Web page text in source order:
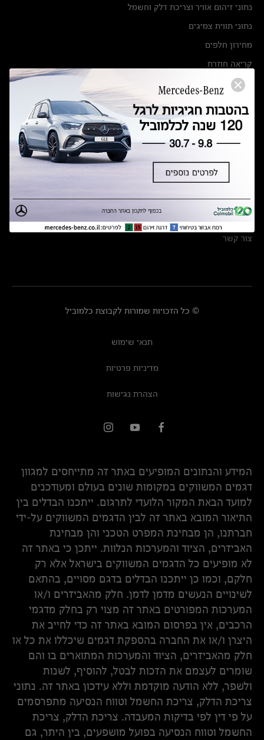
נתוני זיהום אוויר וצריכת דלק וחשמל
נתוני תווית צמיגים
מחירון חלפים
קריאה חוזרת
הודעה על הטבות לרכבי מרצדס בהסדר פשרה בתצ 56447-02-19
תקנון ימי מכירות 120 לכלמוביל
מצאו אותנו
אולמות תצוגה
מרכזי שירות
צור קשר
© כל הזכויות שמורות לקבוצת כלמוביל
תנאי שימוש
מדיניות פרטיות
הצהרת נגישות
המידע והנתונים המופיעים באתר זה מתייחסים למגוון
דגמים המשווקים במקומות שונים בעולם ומעודכנים
למועד הבאת המקור הלועדי לתרגום. ייתכנו הבדלים בין
התיאור המובא באתר זה לבין הדגמים המשווקים על-ידי
חברתנו, הן מבחינת המפרט הטכני והן מבחינת
האביזרים, הציוד והמערכות הנלוות. ייתכן כי באתר זה
לא מופיעים כל הדגמים המשווקים בישראל אלא רק
חלקם, וכמו כן ייתכנו הבדלים בדגם מסויים, בהתאם
לשינויים הנעשים מדמן לדמן. חלק מהאביזרים ו/או
המערכות המפורטים באתר זה מצוי רק בחלק מדגמי
הרכבים, אין בפרסום המובא באתר זה כדי לחייב את
היצרן ו/או את החברה בהספקת דגמים שיכללו את כל או
חלק מהאביזרים, הציוד והמערכות המתוארים בו והם
שומרים לעצמם את הזכות לבטל, להוסיף, לשנות
ולשפר, ללא הודעה מוקדמת וללא עידכון באתר זה. נתוני
צריכת הדלק, צריכת החשמל וטווח הנסיעה מתפרסמים
על פי דין לפי בדיקות המעבדה. צריכת הדלק, צריכת
החשמל וטווח הנסיעה בפועל מושפעים, בין היתר, גם